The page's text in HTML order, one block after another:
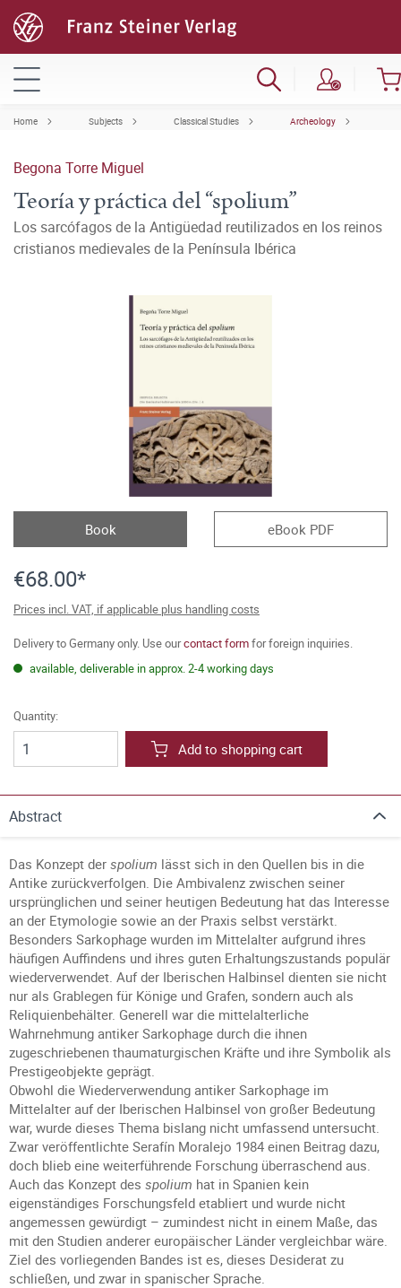
Home Subjects Classical Studies Archeology
Begona Torre Miguel
Teoría y práctica del “spolium”
Los sarcófagos de la Antigüedad reutilizados en los reinos
cristianos medievales de la Península Ibérica
Book eBook PDF
€68.00*
Prices incl. VAT, if applicable plus handling costs
Delivery to Germany only. Use ourcontact formfor foreign inquiries.
available, deliverable in approx. 2-4 working days
Quantity:
Add to shopping cart
Abstract
Das Konzept der spolium lässt sich in den Quellen bis in die
Antike zurückverfolgen. Die Ambivalenz zwischen seiner
ursprünglichen und seiner heutigen Bedeutung hat das Interesse
an der Etymologie sowie an der Praxis selbst verstärkt.
Besonders Sarkophage wurden im Mittelalter aufgrund ihres
häufigen Auffindens und ihres guten Erhaltungszustands populär
wiederverwendet. Auf der Iberischen Halbinsel dienten sie nicht
nur als Grablegen für Könige und Grafen, sondern auch als
Reliquienbehälter. Generell war die mittelalterliche
Wahrnehmung antiker Sarkophage durch die ihnen
zugeschriebenen thaumaturgischen Kräfte und ihre Symbolik als
Prestigeobjekte geprägt.
Obwohl die Wiederverwendung antiker Sarkophage im
Mittelalter auf der Iberischen Halbinsel von großer Bedeutung
war, wurde dieses Thema bislang nicht umfassend untersucht.
Zwar veröffentlichte Serafín Moralejo 1984 einen Beitrag dazu,
doch blieb eine weiterführende Forschung überraschend aus.
Auch das Konzept des spolium hat in Spanien kein
eigenständiges Forschungsfeld etabliert und wurde nicht
angemessen gewürdigt – zumindest nicht in einem Maße, das
mit den Studien anderer europäischer Länder vergleichbar wäre.
Ziel des vorliegenden Bandes ist es, dieses Desiderat zu
schließen, und zwar in spanischer Sprache.